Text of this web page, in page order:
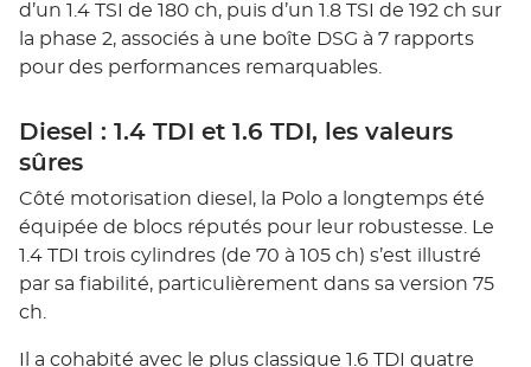
d’un 1.4 TSI de 180 ch, puis d’un 1.8 TSI de 192 ch sur
la phase 2, associés à une boîte DSG à 7 rapports
pour des performances remarquables.
Diesel : 1.4 TDI et 1.6 TDI, les valeurs
sûres
Côté motorisation diesel, la Polo a longtemps été
équipée de blocs réputés pour leur robustesse. Le
1.4 TDI trois cylindres (de 70 à 105 ch) s’est illustré
par sa fiabilité, particulièrement dans sa version 75
ch.
Il a cohabité avec le plus classique 1.6 TDI quatre